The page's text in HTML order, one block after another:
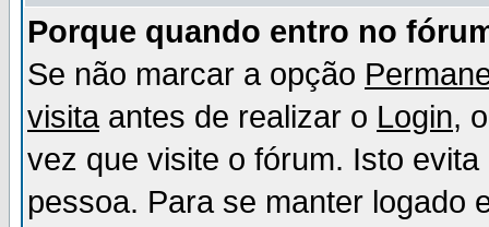
Porque quando entro no
Se não marcar a opção
visitaantes de realizar o Login,
vez que visite o fórum. Isto
pessoa. Para se manter